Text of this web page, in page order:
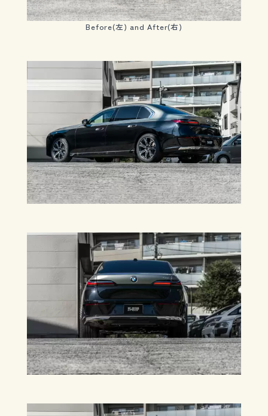
Before(左) and After(右)